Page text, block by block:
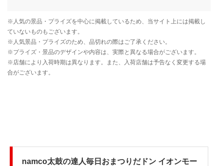
namco太鼓の達人毎日おまつりだドン イオンモー